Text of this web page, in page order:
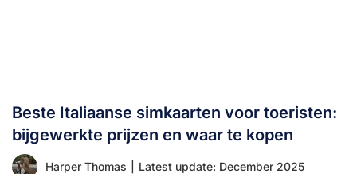
Beste Italiaanse simkaarten voor toeristen:
bijgewerkte prijzen en waar te kopen
Harper Thomas Latest update: December 2025